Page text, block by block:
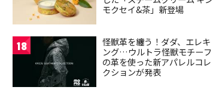
モクセイ&茶」新登場
18
怪獣革を纏う！ダダ、エレキ
ング…ウルトラ怪獣モチーフ
の革を使った新アパレルコレ
クションが発表